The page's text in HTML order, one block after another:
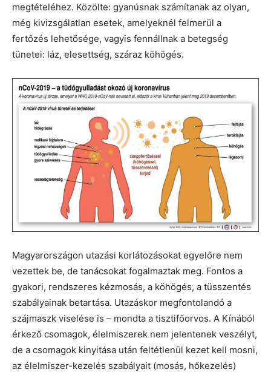
megtételéhez. Közölte: gyanúsnak számítanak az olyan,
még kivizsgálatlan esetek, amelyeknél felmerül a
fertőzés lehetősége, vagyis fennállnak a betegség
tünetei: láz, elesettség, száraz köhögés.
Magyarországon utazási korlátozásokat egyelőre nem
vezettek be, de tanácsokat fogalmaztak meg. Fontos a
gyakori, rendszeres kézmosás, a köhögés, a tüsszentés
szabályainak betartása. Utazáskor megfontolandó a
szájmaszk viselése is – mondta a tisztifőorvos. A Kínából
érkező csomagok, élelmiszerek nem jelentenek veszélyt,
de a csomagok kinyitása után feltétlenül kezet kell mosni,
az élelmiszer-kezelés szabályait (mosás, hőkezelés)